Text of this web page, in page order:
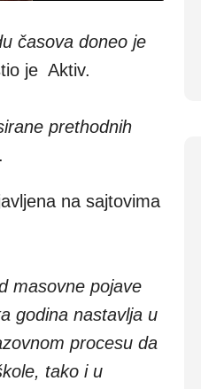
časova doneo je
je Aktiv.
prethodnih
na sajtovima
masovne pojave
godina nastavlja u
procesu da
tako i u